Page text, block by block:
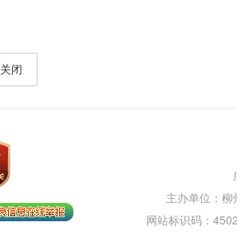
关闭
主办单位：
网站标识码：